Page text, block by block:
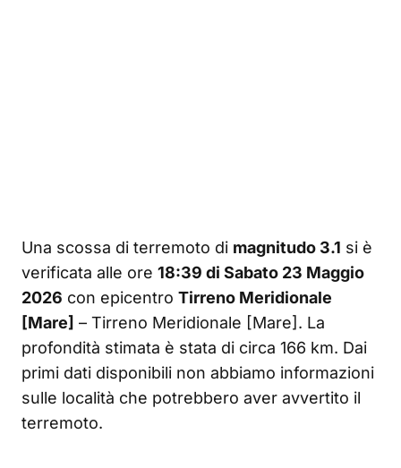
Una scossa di terremoto di magnitudo 3.1 si è
verificata alle ore 18:39 di Sabato 23 Maggio
2026 con epicentro Tirreno Meridionale
[Mare] – Tirreno Meridionale [Mare]. La
profondità stimata è stata di circa 166 km. Dai
primi dati disponibili non abbiamo informazioni
sulle località che potrebbero aver avvertito il
terremoto.